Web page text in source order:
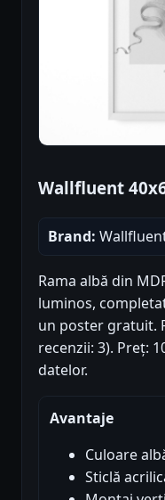
Wallfluent
Brand:
Rama albă din
luminos,
un poster gratuit.
recenzii: 3). Preț:
datelor.
Avantaje
Culoare
Sticlă